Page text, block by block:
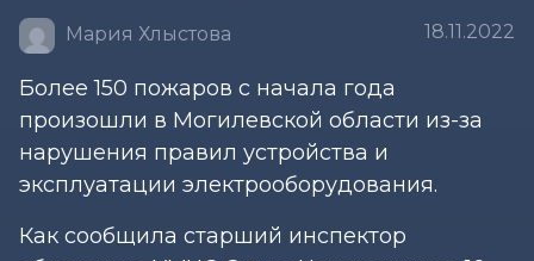
Мария Хлыстова 18.11.2022
Более 150 пожаров с начала года
произошли в Могилевской области из-за
нарушения правил устройства и
эксплуатации электрооборудования.
Как сообщила старший инспектор